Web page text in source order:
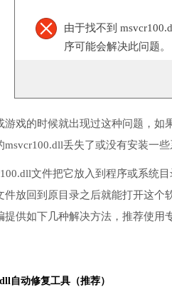
由于找不到
序可能会解决此问题。
游戏的时候就出现过这种问题，
msvcr100.dll丢失了或没有安装一
文件把它放入到程序或系统
件放回到原目录之后就能打开这
供如下几种解决方法，推荐使用
dll自动修复工具（推荐）